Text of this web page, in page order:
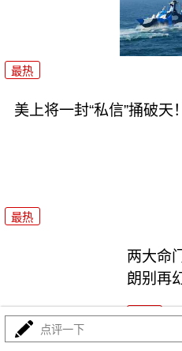
最热
美上将一封“私信”捅破
最热
两大命
朗别再
最热
点评一下